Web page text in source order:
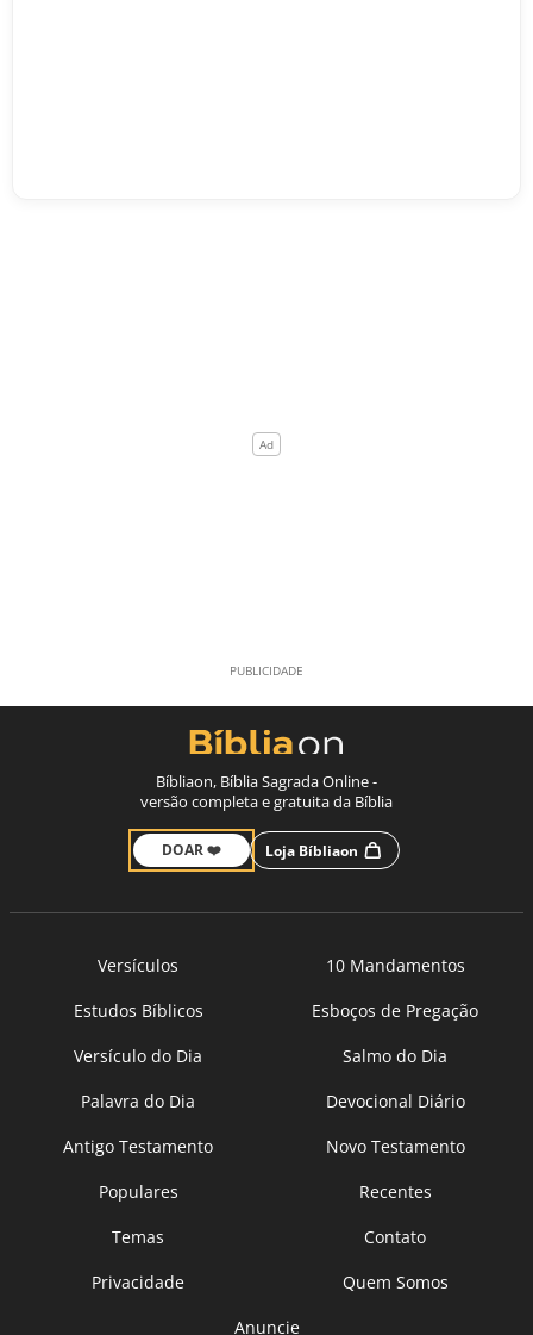
Bíbliaon, Bíblia Sagrada Online -
versão completa e gratuita da Bíblia
DOAR ❤️ Loja Bíbliaon
Versículos
10 Mandamentos
Estudos Bíblicos
Esboços de Pregação
Versículo do Dia
Salmo do Dia
Palavra do Dia
Devocional Diário
Antigo Testamento
Novo Testamento
Populares
Recentes
Temas
Contato
Privacidade
Quem Somos
Anuncie